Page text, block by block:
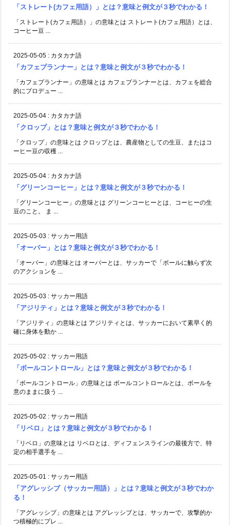
「ストレート(カフェ用語）」とは？意味と例文が３秒でわかる！
「ストレート(カフェ用語）」の意味とは ストレート(カフェ用語）とは、
コーヒー豆 ...
2025-05-05 : カタカナ語
「カフェプランナー」とは？意味と例文が３秒でわかる！
「カフェプランナー」の意味とは カフェプランナーとは、カフェを総合
的にプロデュー ...
2025-05-04 : カタカナ語
「クロップ」とは？意味と例文が３秒でわかる！
「クロップ」の意味とは クロップとは、農産物としての生豆、またはコ
ーヒー豆の収穫 ...
2025-05-04 : カタカナ語
「グリーンコーヒー」とは？意味と例文が３秒でわかる！
「グリーンコーヒー」の意味とは グリーンコーヒーとは、コーヒーの生
豆のこと。 ま ...
2025-05-03 : サッカー用語
「オーバー」とは？意味と例文が３秒でわかる！
「オーバー」の意味とは オーバーとは、サッカーで「ボールに触らず次
のアクションを ...
2025-05-03 : サッカー用語
「アジリティ」とは？意味と例文が３秒でわかる！
「アジリティ」の意味とは アジリティとは、サッカーにおいて素早く的
確に身体を動か ...
2025-05-02 : サッカー用語
「ボールコントロール」とは？意味と例文が３秒でわかる！
「ボールコントロール」の意味とは ボールコントロールとは、ボールを
意のままに扱う ...
2025-05-02 : サッカー用語
「リベロ」とは？意味と例文が３秒でわかる！
「リベロ」の意味とは リベロとは、ディフェンスラインの最後方で、特
定の相手選手を ...
2025-05-01 : サッカー用語
「アグレッシブ（サッカー用語）」とは？意味と例文が３秒でわか
る！
「アグレッシブ」の意味とは アグレッシブとは、サッカーで、攻撃的か
つ積極的にプレ ...